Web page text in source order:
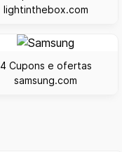
lightinthebox.com
4 Cupons e ofertas
samsung.com